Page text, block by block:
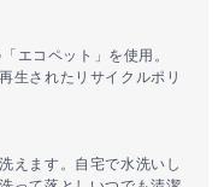
エコペット」を使用。
生されたリサイクルポリ
えます。自宅で水洗いし